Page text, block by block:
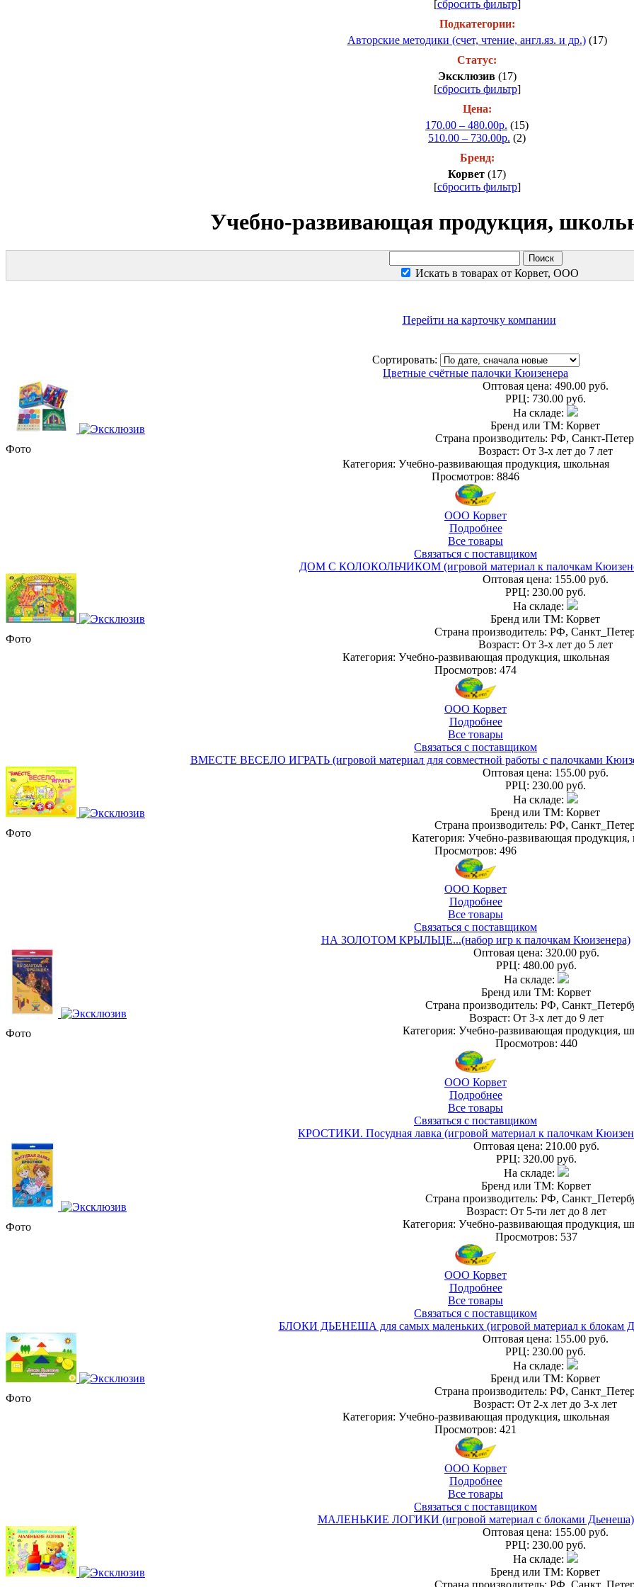
[сбросить фильтр]
Подкатегории:
Авторские методики (счет, чтение, англ.яз. и др.) (17)
Статус:
Эксклюзив (17)
[сбросить фильтр]
Цена:
170.00 – 480.00р. (15)
510.00 – 730.00р. (2)
Бренд:
Корвет (17)
[сбросить фильтр]
Учебно-развивающая продукция,
Искать в товарах от Корвет, ООО
Перейти на карточку компании
Сортировать:
Цветные счётные палочки Кюизенера
Фото
Оптовая цена: 490.00 руб.
РРЦ: 730.00 руб.
На складе:
Бренд или ТМ: Корвет
Страна производитель: РФ, Санкт-
Возраст: От 3-х лет до 7 лет
Категория: Учебно-развивающая продукция, школьная
Просмотров: 8846
ООО Корвет
Подробнее
Все товары
Связаться с поставщиком
ДОМ С КОЛОКОЛЬЧИКОМ (игровой материал к палочкам
Фото
Оптовая цена: 155.00 руб.
РРЦ: 230.00 руб.
На складе:
Бренд или ТМ: Корвет
Страна производитель: РФ,
Возраст: От 3-х лет до 5 лет
Категория: Учебно-развивающая продукция, школьная
Просмотров: 474
ООО Корвет
Подробнее
Все товары
Связаться с поставщиком
ВМЕСТЕ ВЕСЕЛО ИГРАТЬ (игровой материал для совместной работы с палочками
Фото
Оптовая цена: 155.00 руб.
РРЦ: 230.00 руб.
На складе:
Бренд или ТМ: Корвет
Страна производитель: РФ,
Категория: Учебно-развивающая продукция,
Просмотров: 496
ООО Корвет
Подробнее
Все товары
Связаться с поставщиком
НА ЗОЛОТОМ КРЫЛЬЦЕ...(набор игр к палочкам Кюизенера)
Фото
Оптовая цена: 320.00 руб.
РРЦ: 480.00 руб.
На складе:
Бренд или ТМ: Корвет
Страна производитель: РФ,
Возраст: От 3-х лет до 9 лет
Категория: Учебно-развивающая продукция,
Просмотров: 440
ООО Корвет
Подробнее
Все товары
Связаться с поставщиком
КРОСТИКИ. Посудная лавка (игровой материал к палочкам
Фото
Оптовая цена: 210.00 руб.
РРЦ: 320.00 руб.
На складе:
Бренд или ТМ: Корвет
Страна производитель: РФ,
Возраст: От 5-ти лет до 8 лет
Категория: Учебно-развивающая продукция,
Просмотров: 537
ООО Корвет
Подробнее
Все товары
Связаться с поставщиком
БЛОКИ ДЬЕНЕША для самых маленьких (игровой материал к блокам
Фото
Оптовая цена: 155.00 руб.
РРЦ: 230.00 руб.
На складе:
Бренд или ТМ: Корвет
Страна производитель: РФ,
Возраст: От 2-х лет до 3-х лет
Категория: Учебно-развивающая продукция, школьная
Просмотров: 421
ООО Корвет
Подробнее
Все товары
Связаться с поставщиком
МАЛЕНЬКИЕ ЛОГИКИ (игровой материал с блоками Дьенеша)
Оптовая цена: 155.00 руб.
РРЦ: 230.00 руб.
На складе:
Бренд или ТМ: Корвет
Страна производитель: РФ,